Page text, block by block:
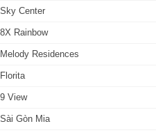
Center
Rainbow
Residences
View
Gòn Mia